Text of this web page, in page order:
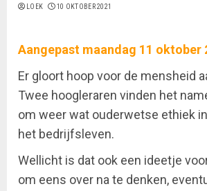
LOEK 10 OKTOBER 2021
Aangepast maandag 11 oktober
Er gloort hoop voor de mensheid
Twee hoogleraren vinden het
om weer wat ouderwetse ethiek
het bedrijfsleven.
Wellicht is dat ook een ideetje
om eens over na te denken,